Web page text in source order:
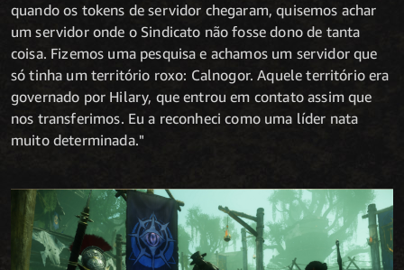
quando os tokens de servidor chegaram, quisemos achar
um servidor onde o Sindicato não fosse dono de tanta
coisa. Fizemos uma pesquisa e achamos um servidor que
só tinha um território roxo: Calnogor. Aquele território era
governado por Hilary, que entrou em contato assim que
nos transferimos. Eu a reconheci como uma líder nata
muito determinada."